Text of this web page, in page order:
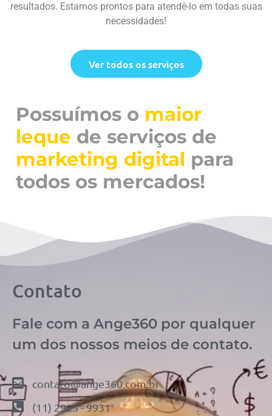
resultados. Estamos prontos para atendê-lo em todas suas
necessidades!
Ver todos os serviços
Possuímos o maior
leque de serviços de
marketing digital para
todos os mercados!
Contato
Fale com a Ange360 por qualquer
um dos nossos meios de contato.
contato@ange360.com.br
(11) 2925 - 9931